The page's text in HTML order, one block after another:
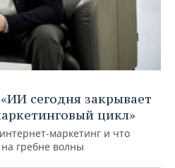
сегодня закрывает
цикл»
маркетинг и что
на гребне волны